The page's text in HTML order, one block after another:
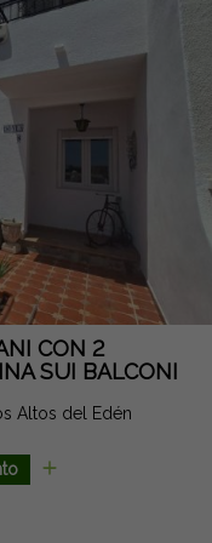
a piedi fino alla
supermercati,
aree ricreative.
mare in una casa
di essere una
zone di
dal punto
CON 2
SUI BALCONI
Altos del Edén